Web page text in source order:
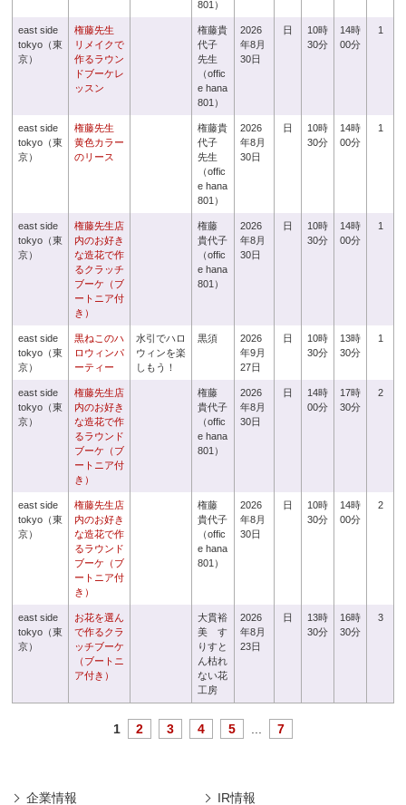
801）
east side
tokyo（東
京）
権藤先生
リメイクで
作るラウン
ドブーケレ
ッスン
権藤貴
代子
先生
（offic
e hana
801）
2026
年8月
30日
日
10時
30分
14時
00分
1
east side
tokyo（東
京）
権藤先生
黄色カラー
のリース
権藤貴
代子
先生
（offic
e hana
801）
2026
年8月
30日
日
10時
30分
14時
00分
1
east side
tokyo（東
京）
権藤先生店
内のお好き
な造花で作
るクラッチ
ブーケ（ブ
ートニア付
き）
権藤
貴代子
（offic
e hana
801）
2026
年8月
30日
日
10時
30分
14時
00分
1
east side
tokyo（東
京）
黒ねこのハ
ロウィンパ
ーティー
水引でハロ
ウィンを楽
しもう！
黒須
2026
年9月
27日
日
10時
30分
13時
30分
1
east side
tokyo（東
京）
権藤先生店
内のお好き
な造花で作
るラウンド
ブーケ（ブ
ートニア付
き）
権藤
貴代子
（offic
e hana
801）
2026
年8月
30日
日
14時
00分
17時
30分
2
east side
tokyo（東
京）
権藤先生店
内のお好き
な造花で作
るラウンド
ブーケ（ブ
ートニア付
き）
権藤
貴代子
（offic
e hana
801）
2026
年8月
30日
日
10時
30分
14時
00分
2
east side
tokyo（東
京）
お花を選ん
で作るクラ
ッチブーケ
（ブートニ
ア付き）
大貫裕
美 す
りすと
ん枯れ
ない花
工房
2026
年8月
23日
日
13時
30分
16時
30分
3
1 2 3 4 5 7
企業情報 IR情報